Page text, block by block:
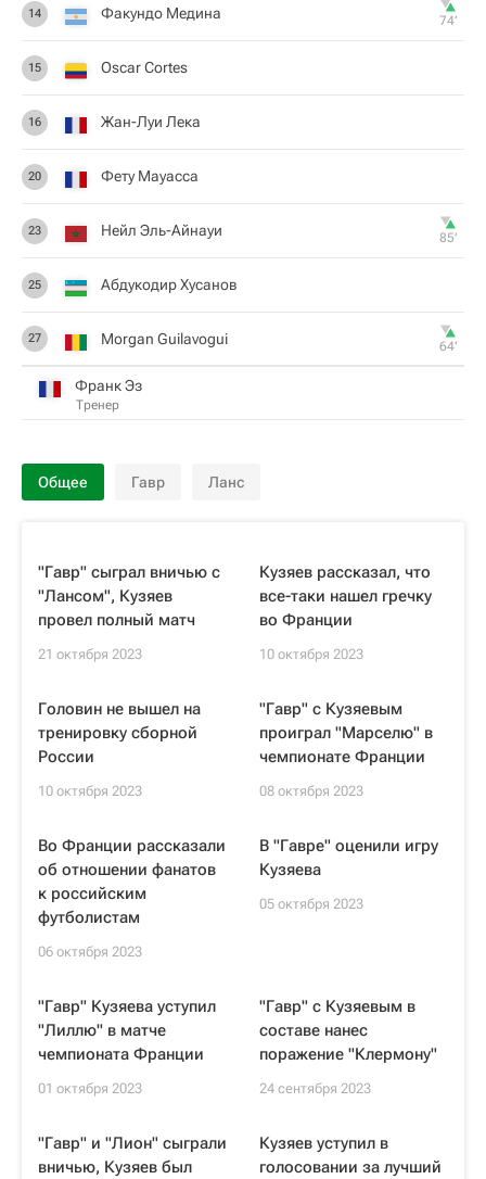
14 Факундо Медина 74‎’‎
15 Oscar Cortes
16 Жан-Луи Лека
20 Фету Мауасса
23 Нейл Эль-Айнауи 85‎’‎
25 Абдукодир Хусанов
27 Morgan Guilavogui 64‎’‎
Франк Эз
Тренер
Общее Гавр Ланс
"Гавр" сыграл вничью с
"Лансом", Кузяев
провел полный матч
21 октября 2023
Кузяев рассказал, что
все-таки нашел гречку
во Франции
10 октября 2023
Головин не вышел на
тренировку сборной
России
10 октября 2023
"Гавр" с Кузяевым
проиграл "Марселю" в
чемпионате Франции
08 октября 2023
Во Франции рассказали
об отношении фанатов
к российским
футболистам
06 октября 2023
В "Гавре" оценили игру
Кузяева
05 октября 2023
"Гавр" Кузяева уступил
"Лиллю" в матче
чемпионата Франции
01 октября 2023
"Гавр" с Кузяевым в
составе нанес
поражение "Клермону"
24 сентября 2023
"Гавр" и "Лион" сыграли
вничью, Кузяев был
Кузяев уступил в
голосовании за лучший